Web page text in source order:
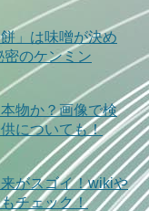
」は味噌が決め
のケンミン
物か？画像で検
についても！
がスゴイ！wikiや
チェック！